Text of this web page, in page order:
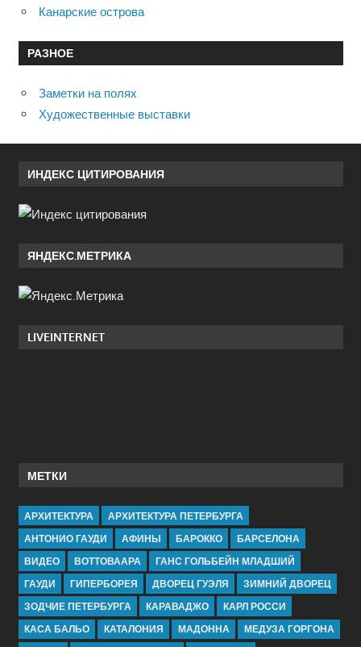
Канарские острова
РАЗНОЕ
Заметки на полях
Художественные выставки
ИНДЕКС ЦИТИРОВАНИЯ
ЯНДЕКС.МЕТРИКА
LIVEINTERNET
МЕТКИ
АРХИТЕКТУРА
АРХИТЕКТУРА ПЕТЕРБУРГА
АНТОНИО ГАУДИ
АФИНЫ БАРОККО
БАРСЕЛОНА
ВИДЕО
ВОТТОВААРА
ГАНС ГОЛЬБЕЙН МЛАДШИЙ
ГАУДИ
ГИПЕРБОРЕЯ ДВОРЕЦ ГУЭЛЯ
ЗИМНИЙ ДВОРЕЦ
ЗОДЧИЕ ПЕТЕРБУРГА
КАРАВАДЖО
КАРЛ РОССИ
КАСА БАЛЬО
КАТАЛОНИЯ МАДОННА
МЕДУЗА ГОРГОНА